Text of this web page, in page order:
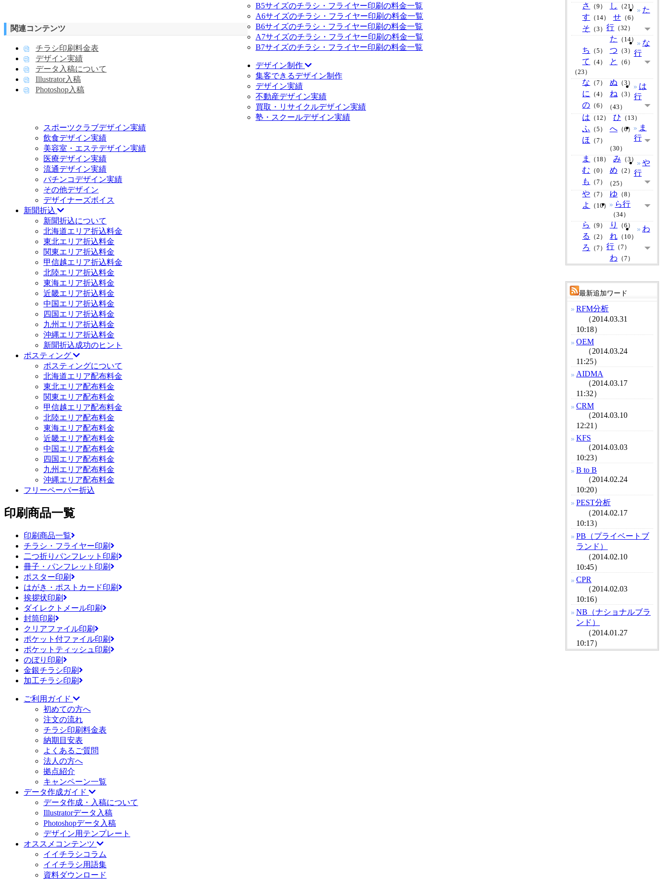
関連コンテンツ
チラシ印刷料金表
デザイン実績
データ入稿について
Illustrator入稿
Photoshop入稿
さ （9） し （21）
す （14） せ（6）
そ （3）
た
行 （32）
た （14）
ち （5） つ （3）
て （4） と （6）
な
行
（23）
な （7） ぬ （3）
に （4） ね（3）
の （6）
は
行
（43）
は （12） ひ （13）
ふ （5） へ（6）
ほ （7）
ま
行
（30）
ま （18） み （3）
む （0） め （2）
も （7）
や
行
（25）
や （7） ゆ （8）
よ （10） ら行
（34）
ら （9） り （6）
る （2） れ（10）
ろ （7）
わ
行 （7）
わ （7）
最新追加ワード
RFM分析
（2014.03.31
10:18）
OEM
（2014.03.24
11:25）
AIDMA
（2014.03.17
11:32）
CRM
（2014.03.10
12:21）
KFS
（2014.03.03
10:23）
B to B
（2014.02.24
10:20）
PEST分析
（2014.02.17
10:13）
PB（プライベートブ
ランド）
（2014.02.10
10:45）
CPR
（2014.02.03
10:16）
NB（ナショナルブラ
ンド）
（2014.01.27
10:17）
B5サイズのチラシ・フライヤー印刷の料金一覧
A6サイズのチラシ・フライヤー印刷の料金一覧
B6サイズのチラシ・フライヤー印刷の料金一覧
A7サイズのチラシ・フライヤー印刷の料金一覧
B7サイズのチラシ・フライヤー印刷の料金一覧
デザイン制作
集客できるデザイン制作
デザイン実績
不動産デザイン実績
買取・リサイクルデザイン実績
塾・スクールデザイン実績
スポーツクラブデザイン実績
飲食デザイン実績
美容室・エステデザイン実績
医療デザイン実績
流通デザイン実績
パチンコデザイン実績
その他デザイン
デザイナーズボイス
新聞折込
新聞折込について
北海道エリア折込料金
東北エリア折込料金
関東エリア折込料金
甲信越エリア折込料金
北陸エリア折込料金
東海エリア折込料金
近畿エリア折込料金
中国エリア折込料金
四国エリア折込料金
九州エリア折込料金
沖縄エリア折込料金
新聞折込成功のヒント
ポスティング
ポスティングについて
北海道エリア配布料金
東北エリア配布料金
関東エリア配布料金
甲信越エリア配布料金
北陸エリア配布料金
東海エリア配布料金
近畿エリア配布料金
中国エリア配布料金
四国エリア配布料金
九州エリア配布料金
沖縄エリア配布料金
フリーペーパー折込
印刷商品一覧
印刷商品一覧
チラシ・フライヤー印刷
二つ折りパンフレット印刷
冊子・パンフレット印刷
ポスター印刷
はがき・ポストカード印刷
挨拶状印刷
ダイレクトメール印刷
封筒印刷
クリアファイル印刷
ポケット付ファイル印刷
ポケットティッシュ印刷
のぼり印刷
金銀チラシ印刷
加工チラシ印刷
ご利用ガイド
初めての方へ
注文の流れ
チラシ印刷料金表
納期目安表
よくあるご質問
法人の方へ
拠点紹介
キャンペーン一覧
データ作成ガイド
データ作成・入稿について
Illustratorデータ入稿
Photoshopデータ入稿
デザイン用テンプレート
オススメコンテンツ
イイチラシコラム
イイチラシ用語集
資料ダウンロード